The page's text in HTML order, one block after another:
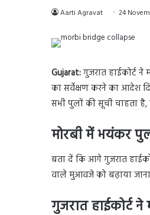
Aarti Agravat 24
Gujarat:गुजरात हाईकोर्ट
का सर्वेक्षण करने का आदेश
सभी पुलों की सूची चाहता
मोरबी में भयंकर
बता दें कि आगे गुजरात
वाले मुआवजे को बढ़ाया
गुजरात हाईकोर्ट